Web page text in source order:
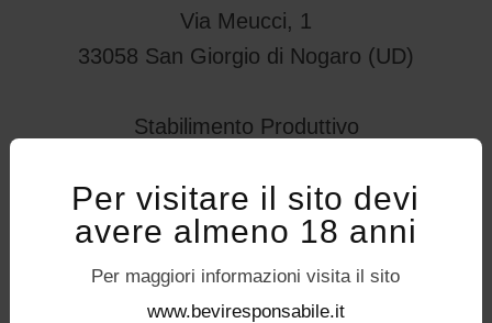
Via Meucci, 1
33058 San Giorgio di Nogaro (UD)
Stabilimento Produttivo
32034 – Pedavena (BL)
servizioconsumatori@birracastello.it
Seguici su
P.I. 01994920302
Per visitare il sito devi
avere almeno 18 anni
Per maggiori informazioni visita il sito
www.beviresponsabile.it